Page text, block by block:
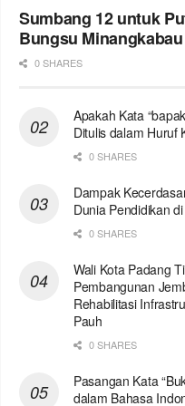
Sumbang 12 untuk
Bungsu Minangkabau
0 SHARES
Apakah Kata
Ditulis dalam Huruf
0 SHARES
Dampak
Dunia Pendidikan
0 SHARES
Wali Kota Padang
Pembangunan
Rehabilitasi
Pauh
0 SHARES
Pasangan Kata
dalam Bahasa